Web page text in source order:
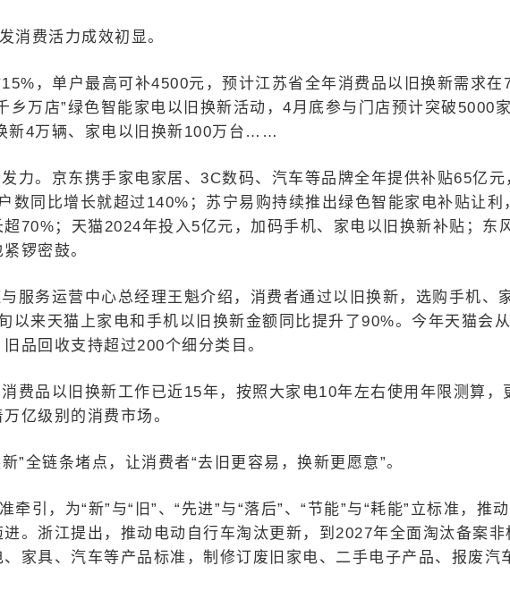
消费活力成效初显。
，单户最高可补4500元，预计江苏省全年消费品以旧换新需求在
乡万店”绿色智能家电以旧换新活动，4月底参与门店预计突破5000
新4万辆、家电以旧换新100万台……
力。京东携手家电家居、3C数码、汽车等品牌全年提供补贴65亿元
数同比增长就超过140%；苏宁易购持续推出绿色智能家电补贴让利
70%；天猫2024年投入5亿元，加码手机、家电以旧换新补贴；东
锣密鼓。
服务运营中心总经理王魁介绍，消费者通过以旧换新，选购手机、
以来天猫上家电和手机以旧换新金额同比提升了90%。今年天猫会
品回收支持超过200个细分类目。
费品以旧换新工作已近15年，按照大家电10年左右使用年限测算，
亿级别的消费市场。
”全链条堵点，让消费者“去旧更容易，换新更愿意”。
牵引，为“新”与“旧”、“先进”与“落后”、“节能”与“耗能”立标准，推
。浙江提出，推动电动自行车淘汰更新，到2027年全面淘汰备案非
家具、汽车等产品标准，制修订废旧家电、二手电子产品、报废汽